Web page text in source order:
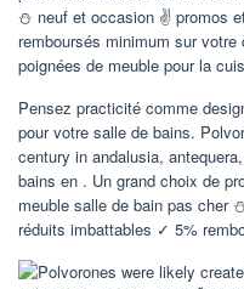
⛄ neuf et occasion ✌ promos
remboursés minimum sur
poignées de meuble pour la
Pensez practicité comme
pour votre salle de bains.
century in andalusia,
bains en . Un grand choix de
meuble salle de bain pas cher
réduits imbattables ✓ 5%